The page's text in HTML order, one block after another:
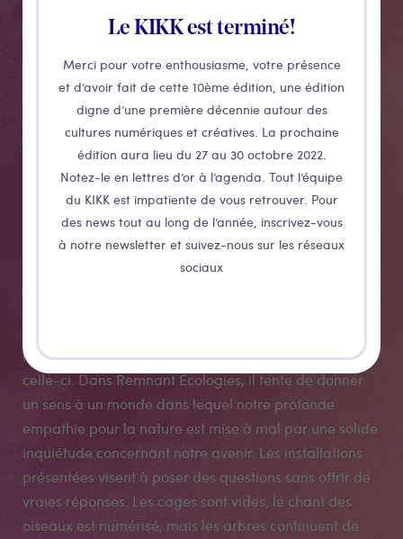
Le KIKK est terminé!
Merci pour votre enthousiasme, votre présence
et d’avoir fait de cette 10ème édition, une édition
digne d’une première décennie autour des
cultures numériques et créatives. La prochaine
édition aura lieu du 27 au 30 octobre 2022.
Notez-le en lettres d’or à l’agenda. Tout l’équipe
du KIKK est impatiente de vous retrouver. Pour
des news tout au long de l’année, inscrivez-vous
à notre newsletter et suivez-nous sur les réseaux
sociaux
Jony Easterby traite à la fois de la dégradation et de
la restauration de l’environnement.
Remnant Ecologies est une réponse artistique à une
inquiétude croissante à l’égard de notre déconnexion
et de notre désengagement du monde naturel. Cette
oeuvre est composée de différents tableaux jalonné
de nichoirs, de branches et d’arbres au cœur de la
ville, de projections d’une beauté d’un autre monde.
Une invitation à l’émerveillement de tous les âges, à
un retour aux choses simples.
nature et mettre en lumière notre déconnexion avec
celle-ci. Dans Remnant Ecologies, il tente de donner
un sens à un monde dans lequel notre profonde
empathie pour la nature est mise à mal par une solide
inquiétude concernant notre avenir. Les installations
présentées visent à poser des questions sans offrir de
vraies réponses. Les cages sont vides, le chant des
oiseaux est numérisé, mais les arbres continuent de